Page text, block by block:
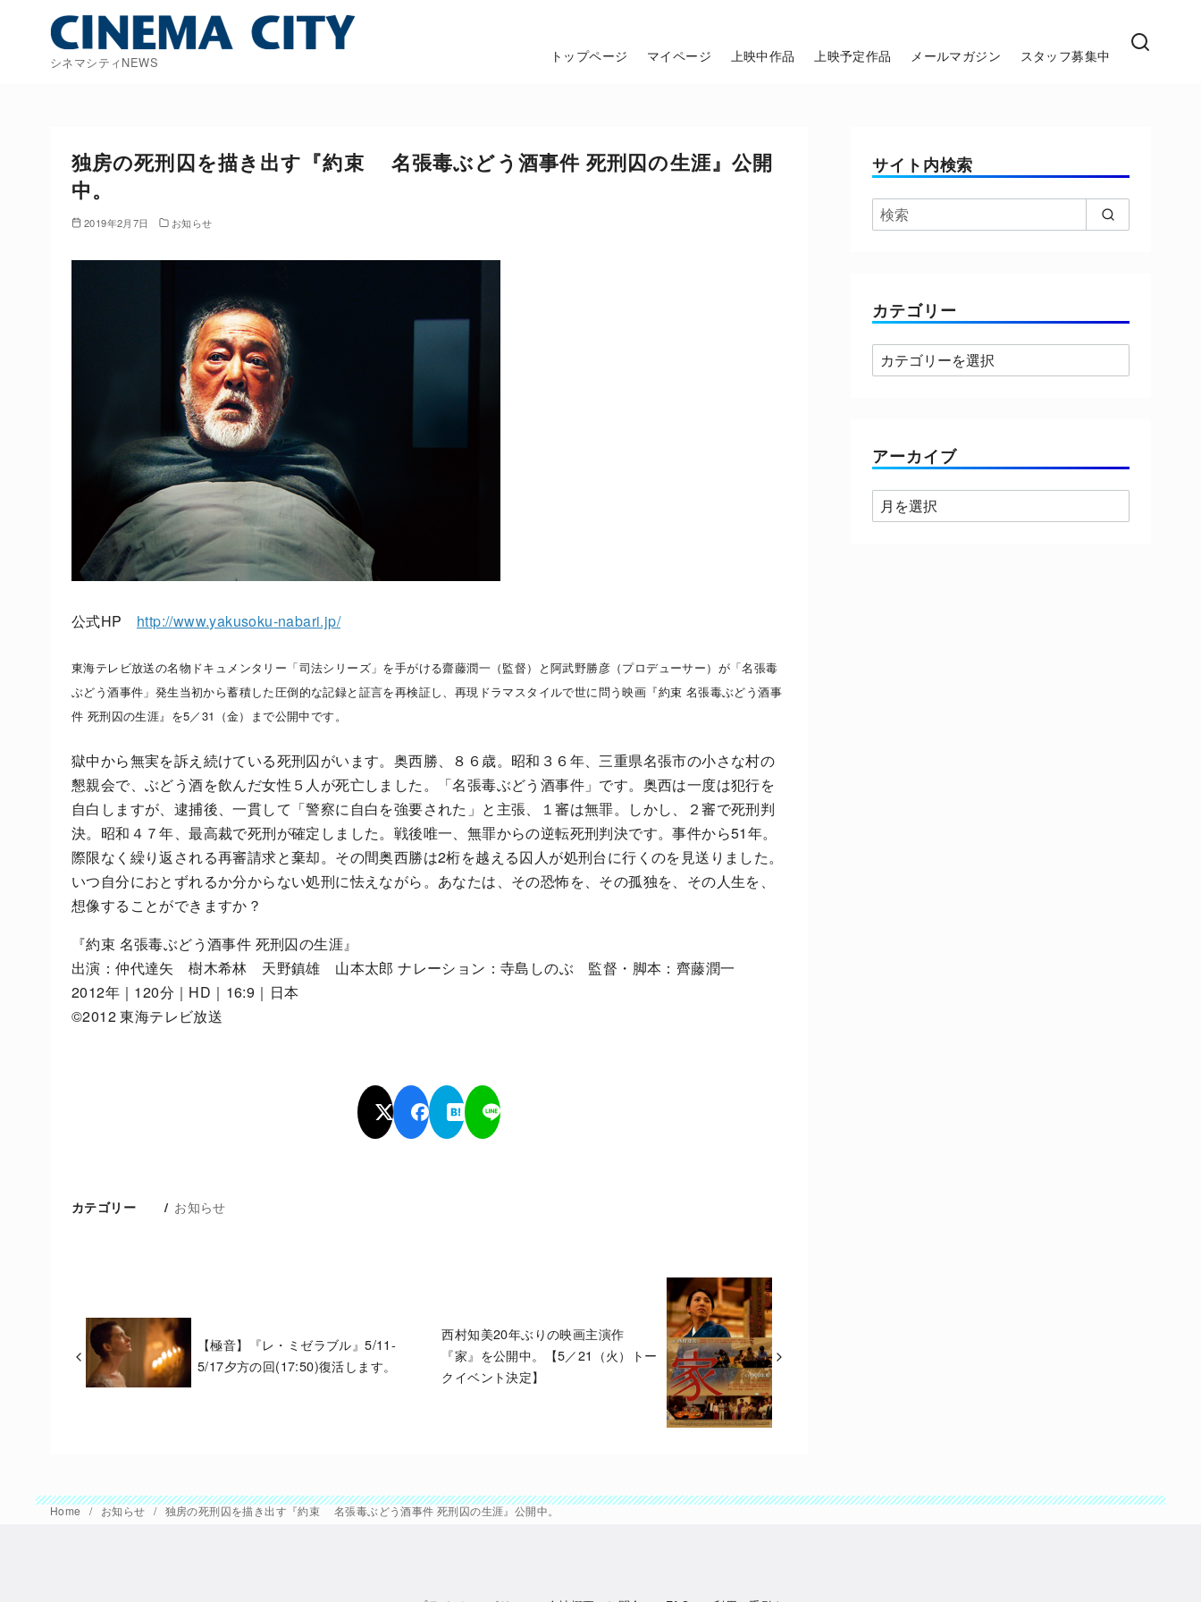
シネマシティNEWS トップページ マイページ 上映中作品 上映予定作品 メールマガジン スタッフ募集中
独房の死刑囚を描き出す『約束 名張毒ぶどう酒事件 死刑囚の生涯』公開
中。
2019年2月7日 お知らせ
公式HP http://www.yakusoku-nabari.jp/
東海テレビ放送の名物ドキュメンタリー「司法シリーズ」を手がける齋藤潤一（監督）と阿武野勝彦（プロデューサー）が「名張毒
ぶどう酒事件」発生当初から蓄積した圧倒的な記録と証言を再検証し、再現ドラマスタイルで世に問う映画『約束 名張毒ぶどう酒事
件 死刑囚の生涯』を5／31（金）まで公開中です。
獄中から無実を訴え続けている死刑囚がいます。奥西勝、８６歳。昭和３６年、三重県名張市の小さな村の
懇親会で、ぶどう酒を飲んだ女性５人が死亡しました。「名張毒ぶどう酒事件」です。奥西は一度は犯行を
自白しますが、逮捕後、一貫して「警察に自白を強要された」と主張、１審は無罪。しかし、２審で死刑判
決。昭和４７年、最高裁で死刑が確定しました。戦後唯一、無罪からの逆転死刑判決です。事件から51年。
際限なく繰り返される再審請求と棄却。その間奥西勝は2桁を越える囚人が処刑台に行くのを見送りました。
いつ自分におとずれるか分からない処刑に怯えながら。あなたは、その恐怖を、その孤独を、その人生を、
想像することができますか？
『約束 名張毒ぶどう酒事件 死刑囚の生涯』
出演：仲代達矢 樹木希林 天野鎮雄 山本太郎 ナレーション：寺島しのぶ 監督・脚本：齊藤潤一
2012年｜120分｜HD｜16:9｜日本
©2012 東海テレビ放送
カテゴリー お知らせ
【極音】『レ・ミゼラブル』5/11-
5/17夕方の回(17:50)復活します。
西村知美20年ぶりの映画主演作
『家』を公開中。【5／21（火）トー
クイベント決定】
サイト内検索
カテゴリー
カ
テ
ー
アーカイブ
ア
ー
Home お知らせ 独房の死刑囚を描き出す『約束 名張毒ぶどう酒事件 死刑囚の生涯』公開中。